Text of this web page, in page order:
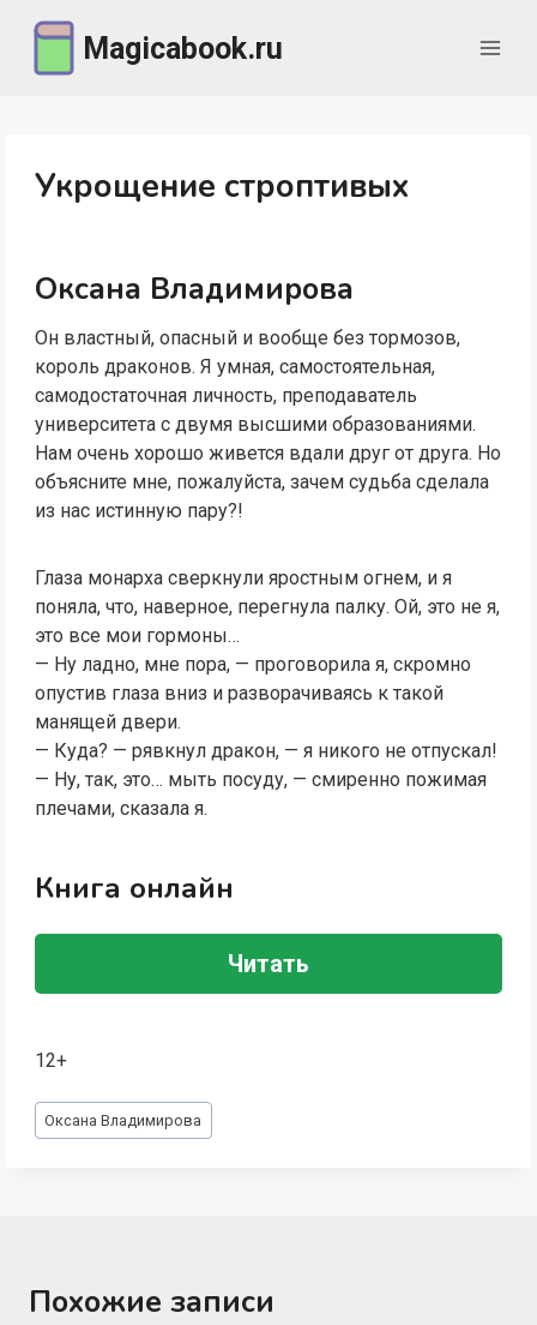
содержимому
Magicabook.ru
Укрощение строптивых
Оксана Владимирова
Он властный, опасный и вообще без тормозов,
король драконов. Я умная, самостоятельная,
самодостаточная личность, преподаватель
университета с двумя высшими образованиями.
Нам очень хорошо живется вдали друг от друга. Но
объясните мне, пожалуйста, зачем судьба сделала
из нас истинную пару?!
Глаза монарха сверкнули яростным огнем, и я
поняла, что, наверное, перегнула палку. Ой, это не я,
это все мои гормоны…
— Ну ладно, мне пора, — проговорила я, скромно
опустив глаза вниз и разворачиваясь к такой
манящей двери.
— Куда? — рявкнул дракон, — я никого не отпускал!
— Ну, так, это… мыть посуду, — смиренно пожимая
плечами, сказала я.
Книга онлайн
Читать
12+
Метки
записи:
Оксана Владимирова
Похожие записи